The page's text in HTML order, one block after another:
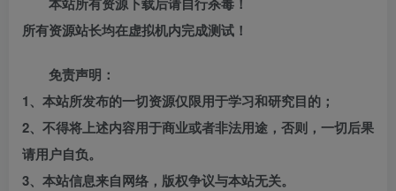
所有资源站长均在虚拟机内完成测试！
免责声明：
1、本站所发布的一切资源仅限用于学习和研究目的；
2、不得将上述内容用于商业或者非法用途，否则，一切后果
请用户自负。
3、本站信息来自网络，版权争议与本站无关。